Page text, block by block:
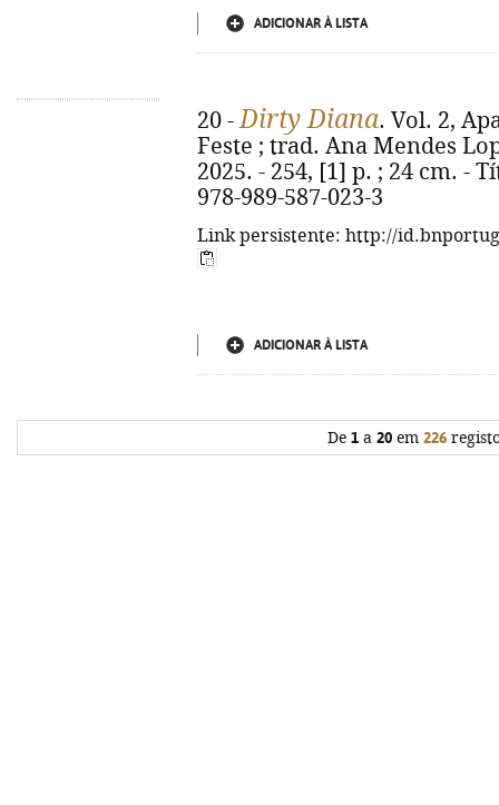
ADICIONAR À LISTA
20 -Dirty Diana. Vol. 2,
Feste ; trad. Ana Mendes
2025. - 254, [1] p. ; 24 cm. -
978-989-587-023-3
Link persistente: http://
ADICIONAR À LISTA
De 1 a 20 em 226